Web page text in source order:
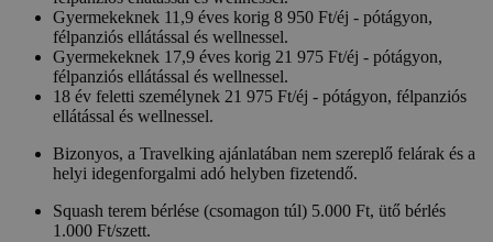
Gyermekeknek 11,9 éves korig 8 950 Ft/éj - pótágyon,
félpanziós ellátással és wellnessel.
Gyermekeknek 17,9 éves korig 21 975 Ft/éj - pótágyon,
félpanziós ellátással és wellnessel.
18 év feletti személynek 21 975 Ft/éj - pótágyon, félpanziós
ellátással és wellnessel.
Bizonyos, a Travelking ajánlatában nem szereplő felárak és a
helyi idegenforgalmi adó helyben fizetendő.
Squash terem bérlése (csomagon túl) 5.000 Ft, ütő bérlés
1.000 Ft/szett.